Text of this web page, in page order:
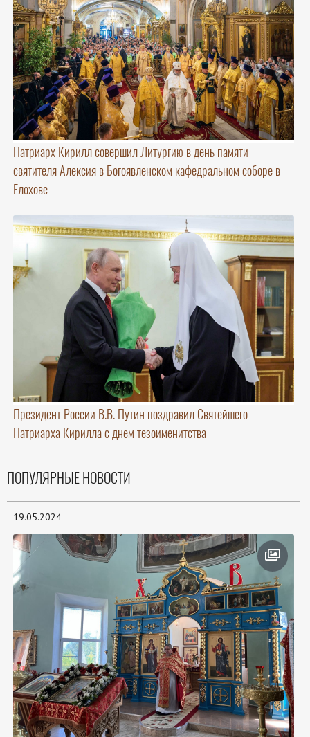
Патриарх Кирилл совершил Литургию в день памяти
святителя Алексия в Богоявленском кафедральном соборе в
Елохове
Президент России В.В. Путин поздравил Святейшего
Патриарха Кирилла с днем тезоименитства
ПОПУЛЯРНЫЕ НОВОСТИ
19.05.2024